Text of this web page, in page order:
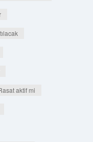
aktif mi